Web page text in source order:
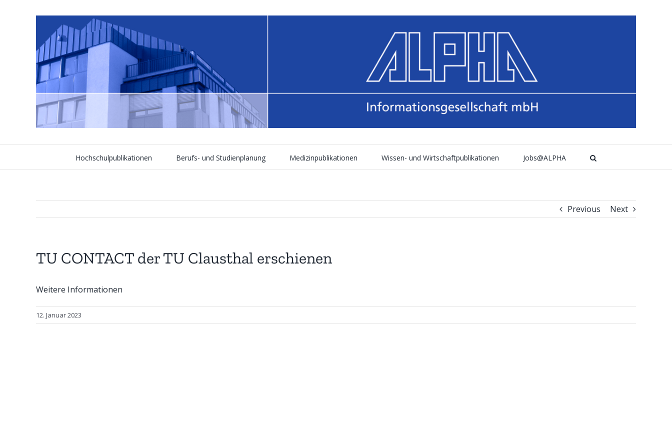
Hochschulpublikationen Berufs- und Studienplanung Medizinpublikationen Wissen- und Wirtschaftpublikationen Jobs@ALPHA
Previous Next
TU CONTACT der TU Clausthal erschienen
Weitere Informationen
12. Januar 2023